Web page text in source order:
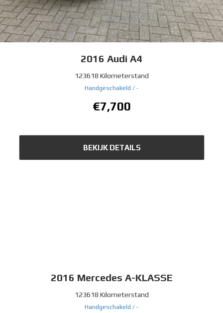
2016 Audi A4
123618 Kilometerstand
Handgeschakeld / -
€7,700
BEKIJK DETAILS
2016 Mercedes A-KLASSE
123618 Kilometerstand
Handgeschakeld / -